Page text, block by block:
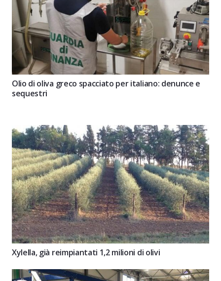
Olio di oliva greco spacciato per italiano: denunce e
sequestri
Xylella, già reimpiantati 1,2 milioni di olivi